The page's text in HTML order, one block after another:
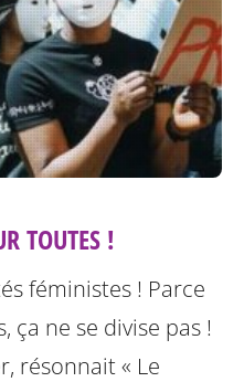
TOUTES !
féministes ! Parce
ça ne se divise pas !
résonnait « Le